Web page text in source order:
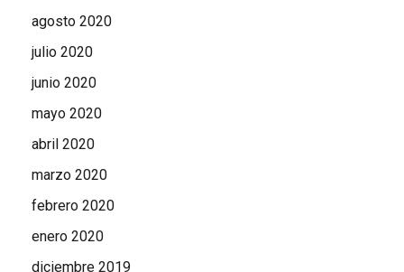
agosto 2020
julio 2020
junio 2020
mayo 2020
abril 2020
marzo 2020
febrero 2020
enero 2020
diciembre 2019